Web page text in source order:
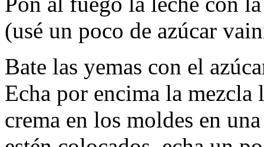
(usé un poco de azúcar
Bate las yemas con el
Echa por encima la
crema en los moldes en